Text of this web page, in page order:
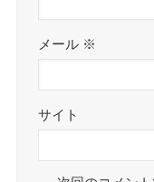
メール ※
サイト